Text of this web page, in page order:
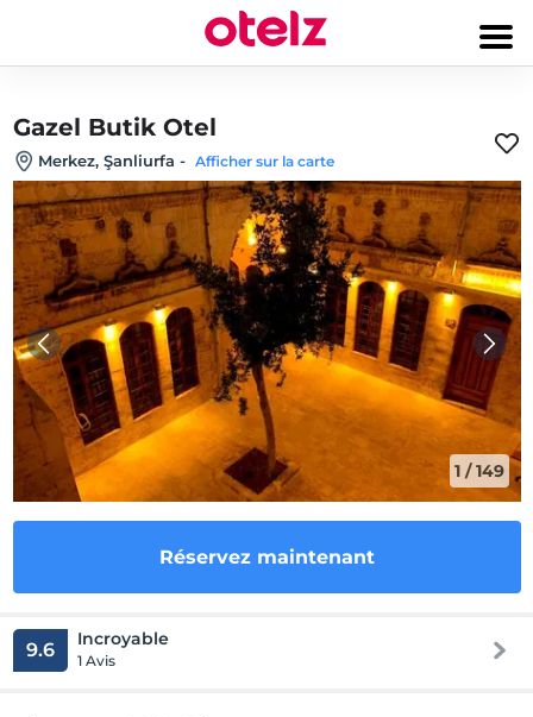
Gazel Butik Otel
Merkez, Şanliurfa - Afficher sur la carte
1 /149
Réservez maintenant
9.6 Incroyable
1 Avis